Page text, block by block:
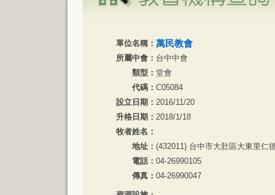
單位名稱： 萬民教會
所屬中會： 台中中會
類型： 堂會
代碼： C05084
設立日期： 2016/11/20
升格日期： 2018/1/18
牧者姓名：
地址： (432011) 台中市大肚區大東里仁
電話： 04-26990105
傳真： 04-26990047